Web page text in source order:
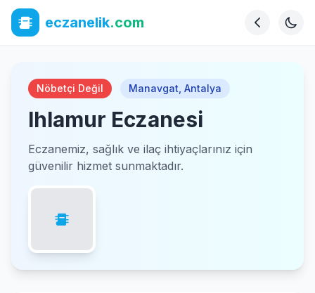
eczanelik.com
Nöbetçi Değil Manavgat Antalya
Ihlamur Eczanesi
Eczanemiz, sağlık ve ilaç ihtiyaçlarınız için
güvenilir hizmet sunmaktadır.